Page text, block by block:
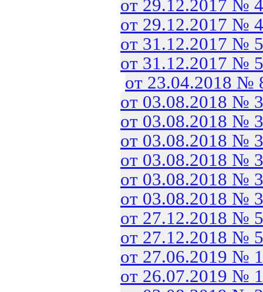
от 29.12.2017 №
от 29.12.2017 №
от 31.12.2017 №
от 31.12.2017 №
от 23.04.2018 №
от 03.08.2018 №
от 03.08.2018 №
от 03.08.2018 №
от 03.08.2018 №
от 03.08.2018 №
от 03.08.2018 №
от 27.12.2018 №
от 27.12.2018 №
от 27.06.2019 №
от 26.07.2019 №